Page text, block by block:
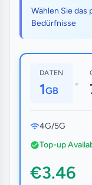
Wählen Sie
Bedürfnisse
DATEN
1GB •
4G/5G
Top-up
€3.46